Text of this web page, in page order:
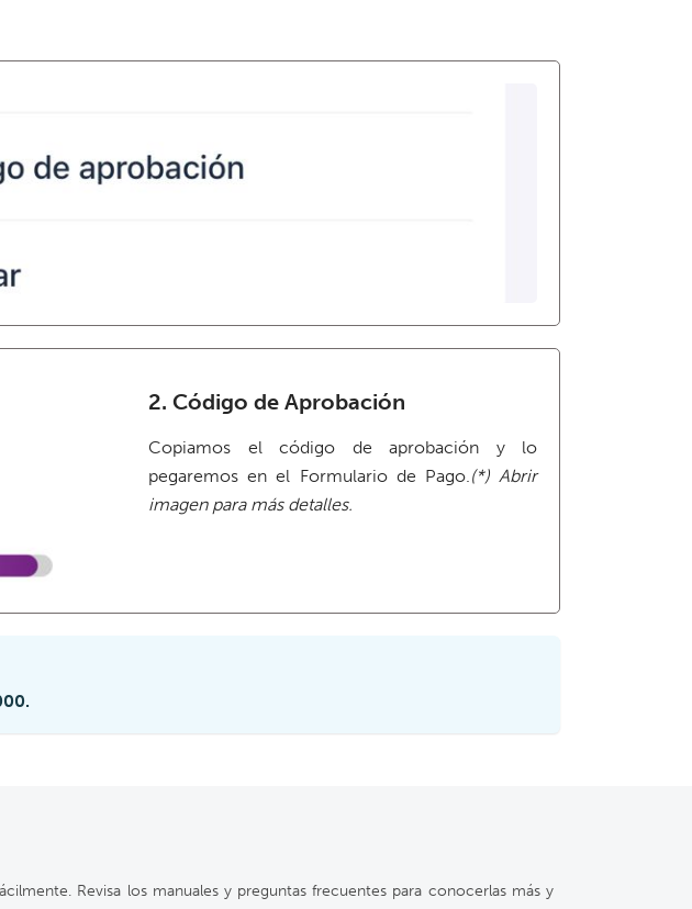
2. Código de Aprobación
Copiamos el código de aprobación y lo
pegaremos en el Formulario de Pago. (*) Abrir
imagen para más detalles.
Revisa los manuales y preguntas frecuentes para conocerlas más y